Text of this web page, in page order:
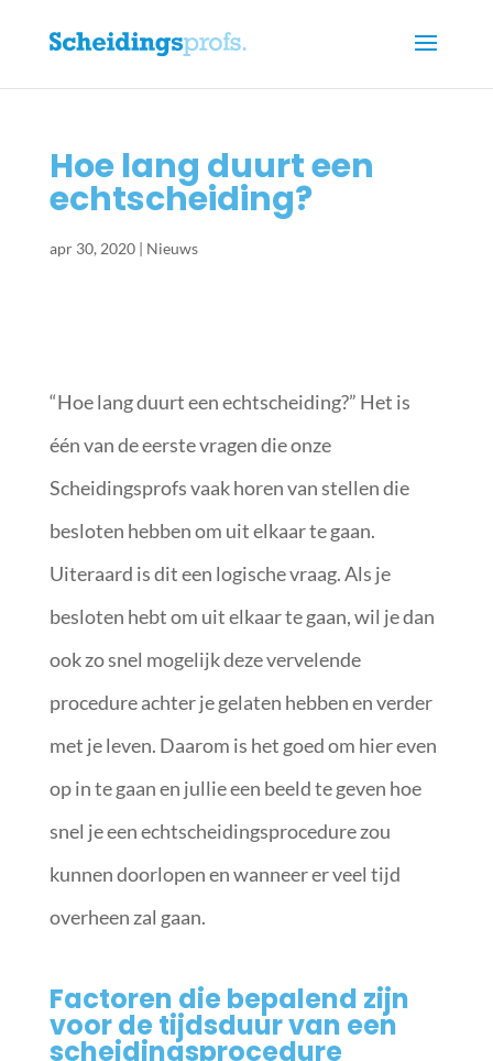
Hoe lang duurt een
echtscheiding?
apr 30, 2020| Nieuws
“Hoe lang duurt een echtscheiding?” Het is
één van de eerste vragen die onze
Scheidingsprofs vaak horen van stellen die
besloten hebben om uit elkaar te gaan.
Uiteraard is dit een logische vraag. Als je
besloten hebt om uit elkaar te gaan, wil je dan
ook zo snel mogelijk deze vervelende
procedure achter je gelaten hebben en verder
met je leven. Daarom is het goed om hier even
op in te gaan en jullie een beeld te geven hoe
snel je een echtscheidingsprocedure zou
kunnen doorlopen en wanneer er veel tijd
overheen zal gaan.
Factoren die bepalend zijn
voor de tijdsduur van een
scheidingsprocedure